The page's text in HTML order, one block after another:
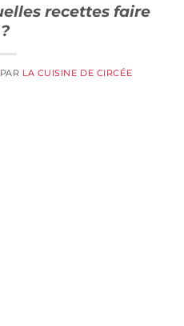
recettes faire
?
PAR LA CUISINE DE CIRCÉE